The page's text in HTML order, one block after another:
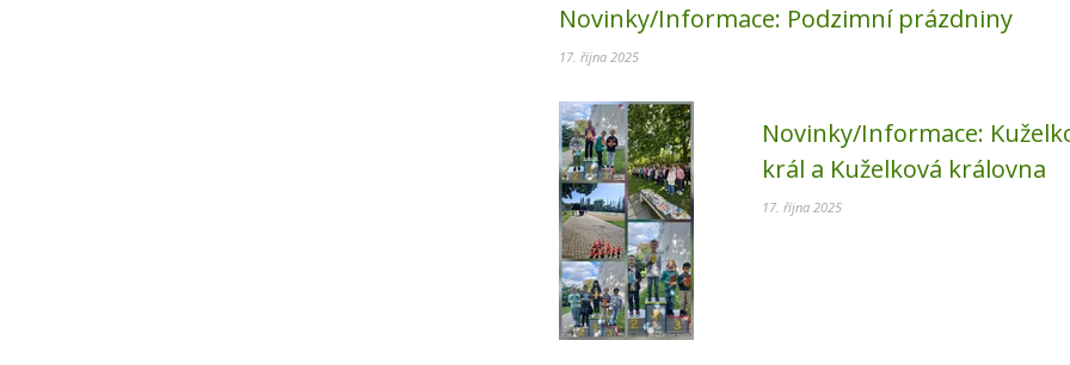
Novinky/Informace: Podzimní prázdniny
17. října 2025
Novinky/Informace:
král a Kuželková královna
17. října 2025